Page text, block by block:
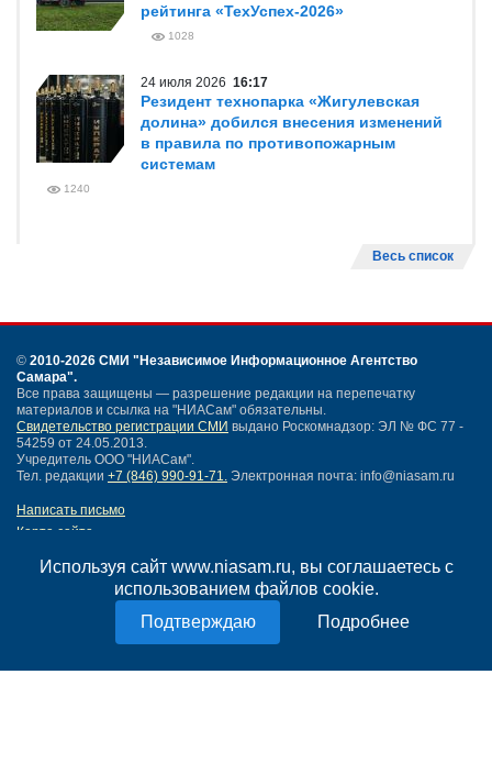
Используя сайт www.niasam.ru, вы соглашаетесь с
использованием файлов cookie.
Подробнее
рейтинга «ТехУспех-2026»
1028
24 июля 2026 16:17
Резидент технопарка «Жигулевская
долина» добился внесения изменений
в правила по противопожарным
системам
1240
Весь список
© 2010-2026 СМИ "Независимое Информационное Агентство
Самара".
Все права защищены — разрешение редакции на перепечатку
материалов и ссылка на "НИАСам" обязательны.
Свидетельство регистрации СМИ выдано Роскомнадзор: ЭЛ № ФС 77 -
54259 от 24.05.2013.
Учредитель ООО "НИАСам".
Тел. редакции +7 (846) 990-91-71. Электронная почта: info@niasam.ru
Написать письмо
Карта сайта
Политика конфиденциальности
Согласие на обработку персональных данных